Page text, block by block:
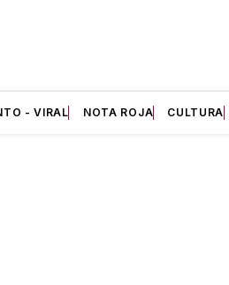
- VIRAL NOTA ROJA CULTURA